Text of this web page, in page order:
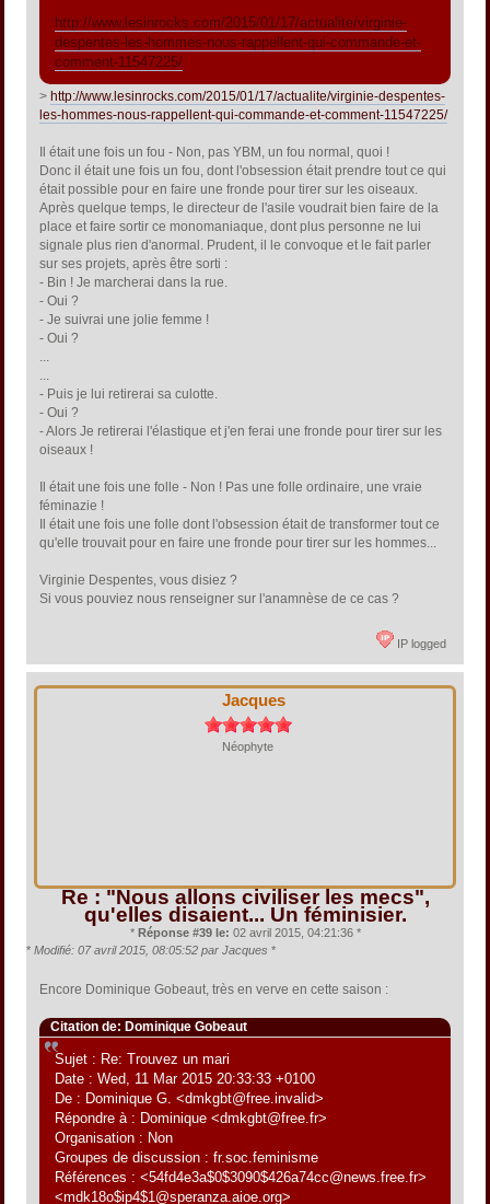
http://www.lesinrocks.com/2015/01/17/actualite/virginie-
despentes-les-hommes-nous-rappellent-qui-commande-et-
comment-11547225/
>http://www.lesinrocks.com/2015/01/17/actualite/virginie-despentes-
les-hommes-nous-rappellent-qui-commande-et-comment-11547225/
Il était une fois un fou - Non, pas YBM, un fou normal, quoi !
Donc il était une fois un fou, dont l'obsession était prendre tout ce qui
était possible pour en faire une fronde pour tirer sur les oiseaux.
Après quelque temps, le directeur de l'asile voudrait bien faire de la
place et faire sortir ce monomaniaque, dont plus personne ne lui
signale plus rien d'anormal. Prudent, il le convoque et le fait parler
sur ses projets, après être sorti :
- Bin ! Je marcherai dans la rue.
- Oui ?
- Je suivrai une jolie femme !
- Oui ?
- Puis je lui retirerai sa culotte.
- Oui ?
- Alors Je retirerai l'élastique et j'en ferai une fronde pour tirer sur les
oiseaux !
Il était une fois une folle - Non ! Pas une folle ordinaire, une vraie
féminazie !
Il était une fois une folle dont l'obsession était de transformer tout ce
qu'elle trouvait pour en faire une fronde pour tirer sur les hommes...
Virginie Despentes, vous disiez ?
Si vous pouviez nous renseigner sur l'anamnèse de ce cas ?
IP logged
Jacques
Néophyte
Re : "Nous allons civiliser les mecs",
qu'elles disaient... Un féminisier.
* Réponse #39 le: 02 avril 2015, 04:21:36 *
* Modifié: 07 avril 2015, 08:05:52 par Jacques *
Encore Dominique Gobeaut, très en verve en cette saison :
Citation de: Dominique Gobeaut
Sujet : Re: Trouvez un mari
Date : Wed, 11 Mar 2015 20:33:33 +0100
De : Dominique G. <dmkgbt@free.invalid>
Répondre à : Dominique <dmkgbt@free.fr>
Organisation : Non
Groupes de discussion : fr.soc.feminisme
Références : <54fd4e3a$0$3090$426a74cc@news.free.fr>
<mdk18o$ip4$1@speranza.aioe.org>